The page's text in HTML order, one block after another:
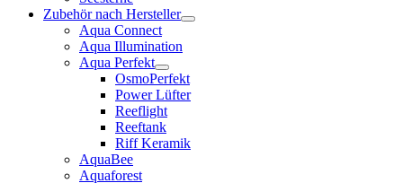
Zubehör nach Hersteller
Aqua Connect
Aqua Illumination
Aqua Perfekt
OsmoPerfekt
Power Lüfter
Reeflight
Reeftank
Riff Keramik
AquaBee
Aquaforest